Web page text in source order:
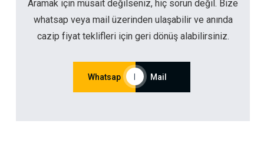
Aramak için müsait değilseniz, hiç sorun değil. Bize
whatsap veya mail üzerinden ulaşabilir ve anında
cazip fiyat teklifleri için geri dönüş alabilirsiniz.
Whatsap Mail